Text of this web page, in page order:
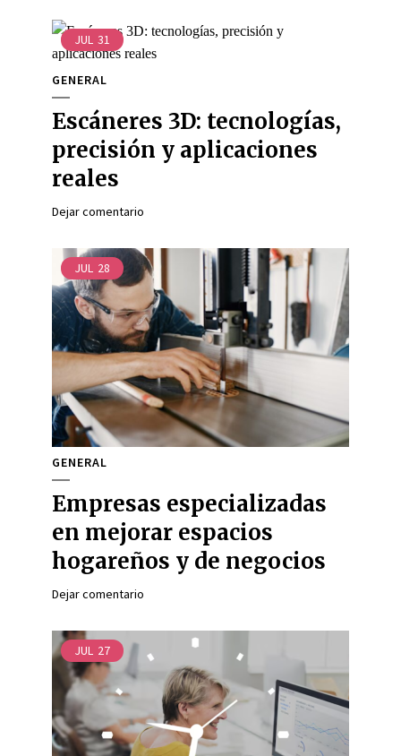
JUL 31
GENERAL
Escáneres 3D: tecnologías,
precisión y aplicaciones
reales
Dejar comentario
JUL 28
GENERAL
Empresas especializadas
en mejorar espacios
hogareños y de negocios
Dejar comentario
JUL 27